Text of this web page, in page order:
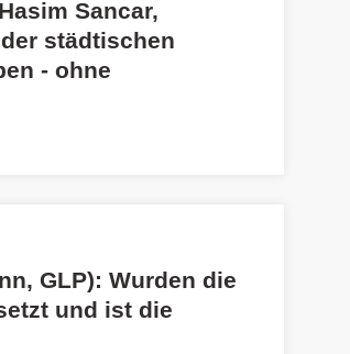
Sancar,
städtischen
- ohne
GLP): Wurden die
und ist die